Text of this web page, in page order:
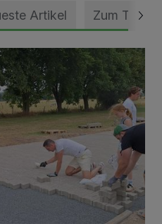
Artikel Zum Thema
den Weg zum Festzelt